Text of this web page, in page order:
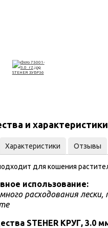
и
Характеристики Отзывы
для кошения
использование:
расходования
STEHER КРУГ, 3.0